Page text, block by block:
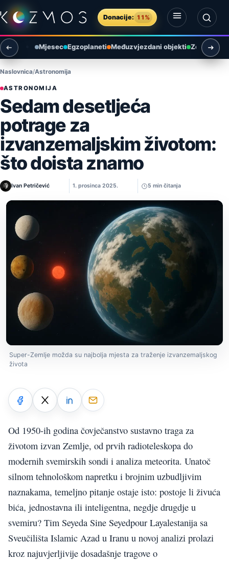
Preskoči na sadržaj
Donacije: 11%
Otvori izbornik
Otvori pretragu
Mjesec Egzoplaneti Međuzvjezdani objekti Zemlja i
Naslovnica Astronomija
ASTRONOMIJA
Sedam desetljeća
potrage za
izvanzemaljskim životom:
što doista znamo
Ivan Petričević 1. prosinca 2025. 5 min čitanja
Super-Zemlje možda su najbolja mjesta za traženje izvanzemaljskog
života
Od 1950-ih godina čovječanstvo sustavno traga za
životom izvan Zemlje, od prvih radioteleskopa do
modernih svemirskih sondi i analiza meteorita. Unatoč
silnom tehnološkom napretku i brojnim uzbudljivim
naznakama, temeljno pitanje ostaje isto: postoje li živuća
bića, jednostavna ili inteligentna, negdje drugdje u
svemiru? Tim Seyeda Sine Seyedpour Layalestanija sa
Sveučilišta Islamic Azad u Iranu u novoj analizi prolazi
kroz najuvjerljivije dosadašnje tragove o